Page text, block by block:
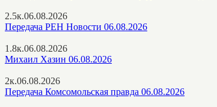
2.5к.06.08.2026
Передача РЕН Новости 06.08.2026
1.8к.06.08.2026
Михаил Хазин 06.08.2026
2к.06.08.2026
Передача Комсомольская правда 06.08.2026